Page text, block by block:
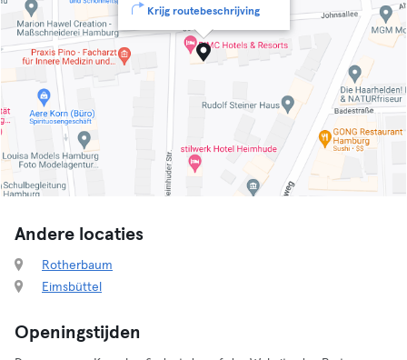
Krijg routebeschrijving
Andere locaties
Rotherbaum
Eimsbüttel
Openingstijden